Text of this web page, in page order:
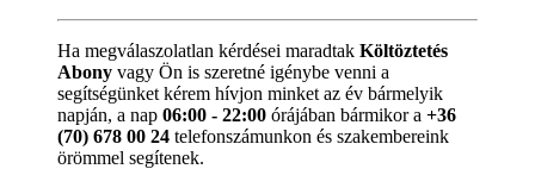
Ha megválaszolatlan kérdései maradtak Költöztetés
Abony vagy Ön is szeretné igénybe venni a
segítségünket kérem hívjon minket az év bármelyik
napján, a nap 06:00 - 22:00 órájában bármikor a +36
(70) 678 00 24 telefonszámunkon és szakembereink
örömmel segítenek.